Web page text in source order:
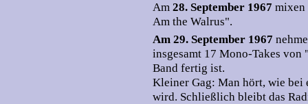
Am 28. September 1967 mixen
Am the Walrus".
Am 29. September 1967
insgesamt 17 Mono-Takes
Band fertig ist.
Kleiner Gag: Man hört, wie bei
wird. Schließlich bleibt das